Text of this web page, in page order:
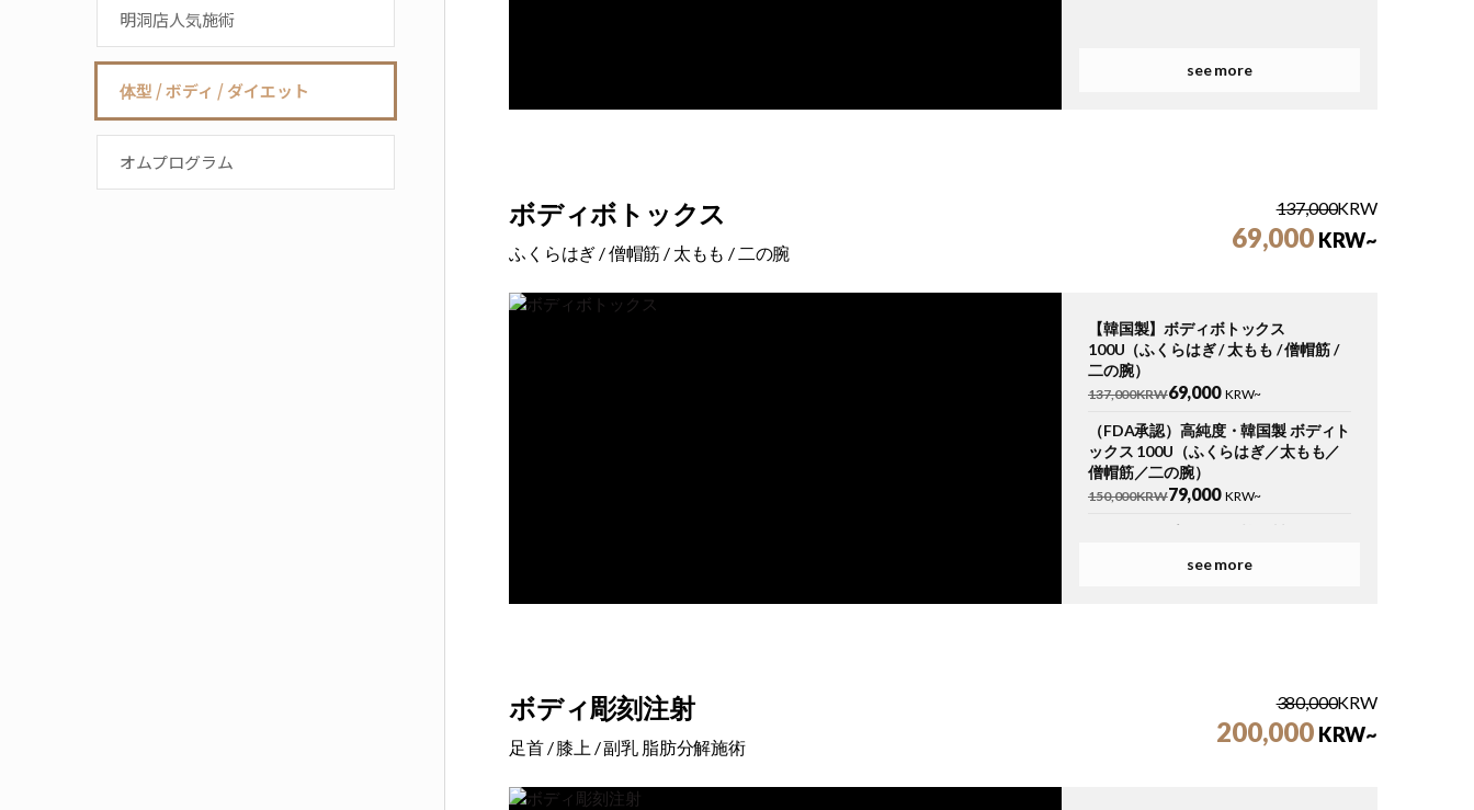
明洞店人気施術
体型 / ボディ / ダイエット
オムプログラム
see more
ボディボトックス
ふくらはぎ / 僧帽筋 / 太もも / 二の腕
137,000KRW
69,000 KRW~
【韓国製】ボディボトックス
100U（ふくらはぎ / 太もも / 僧帽筋 /
二の腕）
137,000KRW69,000 KRW~
（FDA承認）高純度・韓国製 ボディト
ックス 100U（ふくらはぎ／太もも／
僧帽筋／二の腕）
150,000KRW79,000 KRW~
僧帽筋／二の腕）see more
ボディ彫刻注射
足首 / 膝上 / 副乳 脂肪分解施術
380,000KRW
200,000 KRW~